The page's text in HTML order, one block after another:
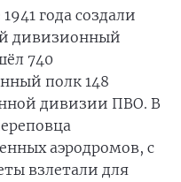
года создали
дивизионный
740
полк 148
дивизии ПВО. В
аэродромов, с
взлетали для